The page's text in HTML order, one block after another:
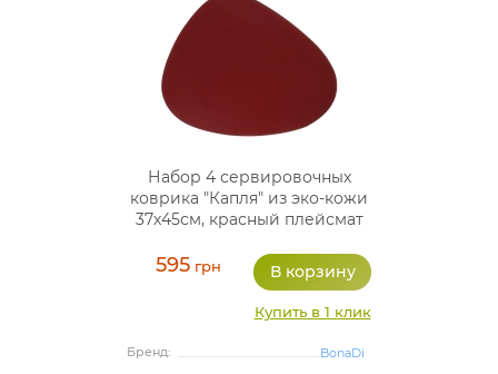
Набор 4 сервировочных
коврика "Капля" из эко-кожи
37х45см, красный плейсмат
595грн
Купить в 1 клик
Бренд:
BonaDi